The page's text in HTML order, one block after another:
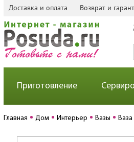
Доставка и оплата Возврат и
Приготовление
Главная Дом Интерьер Вазы